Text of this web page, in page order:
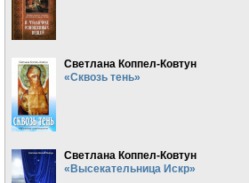
Светлана Коппел-Ковтун
«Сквозь тень»
Светлана Коппел-Ковтун
«Высекательница Искр»